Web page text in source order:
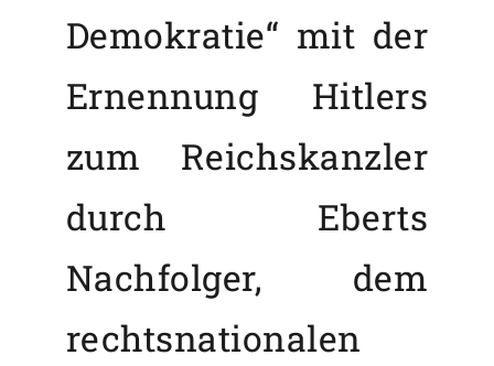
Demokratie“ mit der
Ernennung Hitlers
zum Reichskanzler
durch Eberts
Nachfolger, dem
rechtsnationalen